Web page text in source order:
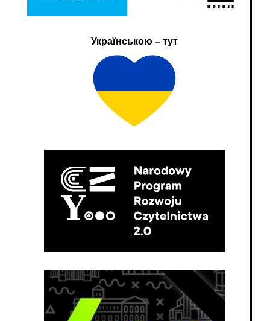
Українською – тут